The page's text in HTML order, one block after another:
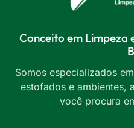
Conceito em Limpeza
Somos especializados
estofados e ambientes,
você procura